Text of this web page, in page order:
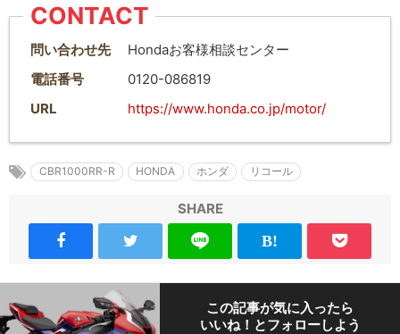
CONTACT
問い合わせ先
Hondaお客様相談センター
電話番号
0120-086819
URL
https://www.honda.co.jp/motor/
CBR1000RR-R HONDA ホンダ リコール
SHARE
この記事が気に入ったら
いいね！とフォローしよう